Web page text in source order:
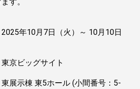
月7日（火）～ 10月10日
ッグサイト
示棟 東5ホール (小間番号：5-